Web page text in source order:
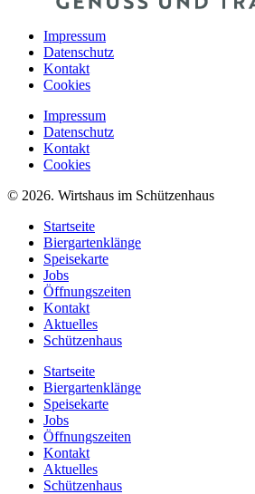
Impressum
Datenschutz
Kontakt
Cookies
Impressum
Datenschutz
Kontakt
Cookies
© 2026. Wirtshaus im Schützenhaus
Startseite
Biergartenklänge
Speisekarte
Jobs
Öffnungszeiten
Kontakt
Aktuelles
Schützenhaus
Startseite
Biergartenklänge
Speisekarte
Jobs
Öffnungszeiten
Kontakt
Aktuelles
Schützenhaus